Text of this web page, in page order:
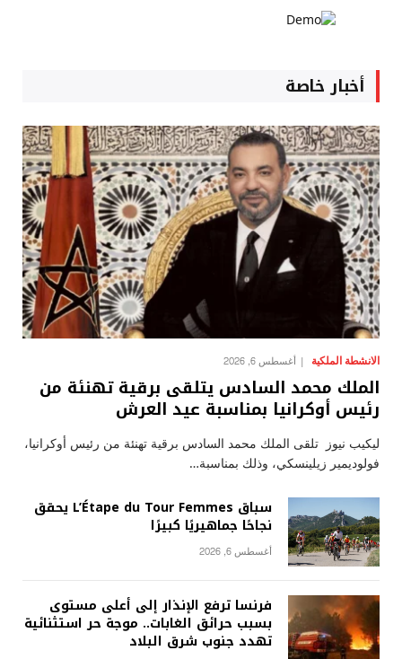
أخبار خاصة
الانشطة الملكية أغسطس 6, 2026
الملك محمد السادس يتلقى برقية تهنئة من
رئيس أوكرانيا بمناسبة عيد العرش
ليكيب نيوز تلقى الملك محمد السادس برقية تهنئة من رئيس أوكرانيا،
فولوديمير زيلينسكي، وذلك بمناسبة…
سباق L’Étape du Tour Femmes يحقق
نجاحًا جماهيريًا كبيرًا
أغسطس 6, 2026
فرنسا ترفع الإنذار إلى أعلى مستوى
بسبب حرائق الغابات.. موجة حر استثنائية
تهدد جنوب شرق البلاد